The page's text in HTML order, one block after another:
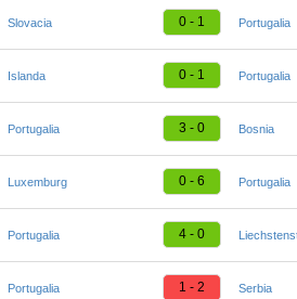
Slovacia 0 - 1 Portugalia
Islanda 0 - 1 Portugalia
Portugalia 3 - 0 Bosnia
Luxemburg 0 - 6 Portugalia
Portugalia 4 - 0
Portugalia 1 - 2 Serbia